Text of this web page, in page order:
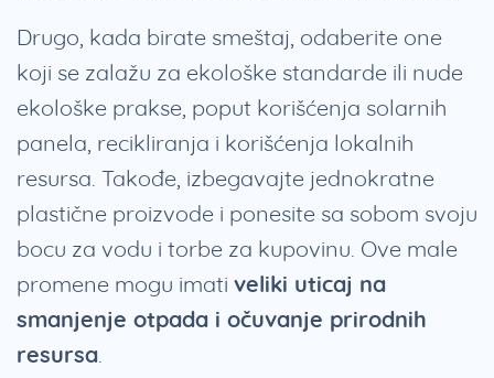
Drugo, kada birate smeštaj, odaberite one
koji se zalažu za ekološke standarde ili nude
ekološke prakse, poput korišćenja solarnih
panela, recikliranja i korišćenja lokalnih
resursa. Takođe, izbegavajte jednokratne
plastične proizvode i ponesite sa sobom svoju
bocu za vodu i torbe za kupovinu. Ove male
promene mogu imati veliki uticaj na
smanjenje otpada i očuvanje prirodnih
resursa